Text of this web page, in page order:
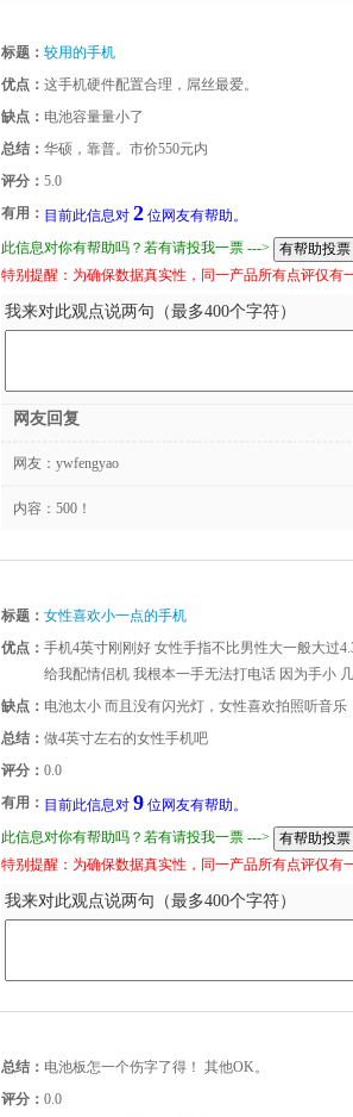
标题： 较用的手机
优点： 这手机硬件配置合理，屌丝最爱。
缺点： 电池容量量小了
总结： 华硕，靠普。市价550元内
评分： 5.0
有用： 目前此信息对 2 位网友有帮助。
此信息对你有帮助吗？若有请投我一票 --->
特别提醒：为确保数据真实性，同一产品所有点评仅有
我来对此观点说两句（最多400个字符）
网友回复
网友： ywfengyao
内容：500！
标题： 女性喜欢小一点的手机
优点： 手机4英寸刚刚好 女性手指不比男性大一般大过
给我配情侣机 我根本一手无法打电话 因为手小
缺点： 电池太小 而且没有闪光灯，女性喜欢拍照听音乐
总结： 做4英寸左右的女性手机吧
评分： 0.0
有用： 目前此信息对 9 位网友有帮助。
此信息对你有帮助吗？若有请投我一票 --->
特别提醒：为确保数据真实性，同一产品所有点评仅有
我来对此观点说两句（最多400个字符）
总结： 电池板怎一个伤字了得！ 其他OK。
评分： 0.0